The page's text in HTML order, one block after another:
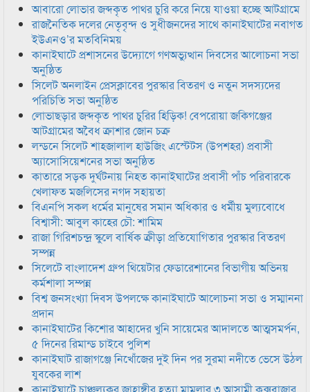
আবারো লোভার জব্দকৃত পাথর চুরি করে নিয়ে যাওয়া হচ্ছে আটগ্রামে
রাজনৈতিক দলের নেতৃবৃন্দ ও সুধীজনদের সাথে কানাইঘাটের নবাগত
ইউএনও’র মতবিনিময়
কানাইঘাটে প্রশাসনের উদ্যোগে গণঅভ্যুত্থান দিবসের আলোচনা সভা
অনুষ্ঠিত
সিলেট অনলাইন প্রেসক্লাবের পুরস্কার বিতরণ ও নতুন সদস্যদের
পরিচিতি সভা অনুষ্ঠিত
লোভাছড়ার জব্দকৃত পাথর চুরির হিড়িক! বেপরোয়া জকিগঞ্জের
আটগ্রামের অবৈধ ক্রাশার জোন চক্র
লন্ডনে সিলেট শাহজালাল হাউজিং এস্টেটস (উপশহর) প্রবাসী
অ্যাসোসিয়েশনের সভা অনুষ্ঠিত
কাতারে সড়ক দুর্ঘটনায় নিহত কানাইঘাটের প্রবাসী পাঁচ পরিবারকে
খেলাফত মজলিসের নগদ সহায়তা
বিএনপি সকল ধর্মের মানুষের সমান অধিকার ও ধর্মীয় মুল্যবোধে
বিশ্বাসী: আবুল কাহের চৌ: শামিম
রাজা গিরিশচন্দ্র স্কুলে বার্ষিক ক্রীড়া প্রতিযোগিতার পুরস্কার বিতরণ
সম্পন্ন
সিলেটে বাংলাদেশ গ্রুপ থিয়েটার ফেডারেশানের বিভাগীয় অভিনয়
কর্মশালা সম্পন্ন
বিশ্ব জনসংখ্যা দিবস উপলক্ষে কানাইঘাটে আলোচনা সভা ও সম্মাননা
প্রদান
কানাইঘাটের কিশোর আহাদের খুনি সায়েমের আদালতে আত্মসমর্পন,
৫ দিনের রিমান্ড চাইবে পুলিশ
কানাইঘাট রাজাগঞ্জে নিখোঁজের দুই দিন পর সুরমা নদীতে ভেসে উঠল
যুবকের লাশ